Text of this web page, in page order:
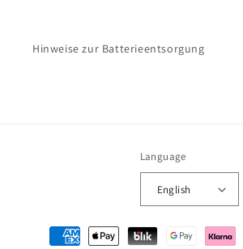
Hinweise zur Batterieentsorgung
Language
English
Payment